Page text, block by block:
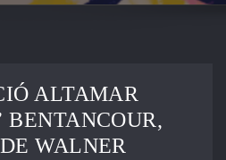
ALTAMAR
BENTANCOUR,
WALNER